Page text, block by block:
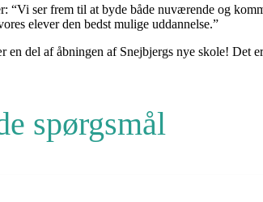
“Vi ser frem til at byde både nuværende og
elever den bedst mulige uddannelse.”
en del af åbningen af Snejbjergs nye skole! Det
spørgsmål